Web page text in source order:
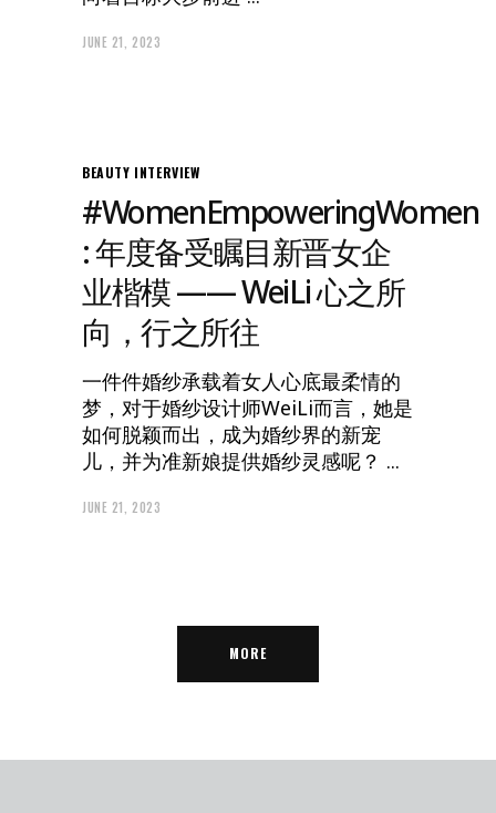
JUNE 21, 2023
BEAUTY INTERVIEW
#WomenEmpoweringWomen
: 年度备受瞩目新晋女企
业楷模 —— WeiLi 心之所
向，行之所往
一件件婚纱承载着女人心底最柔情的
梦，对于婚纱设计师WeiLi而言，她是
如何脱颖而出，成为婚纱界的新宠
儿，并为准新娘提供婚纱灵感呢？
JUNE 21, 2023
MORE